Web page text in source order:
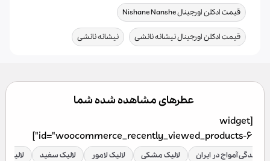
قیمت ادکلن اورجینال Nishane Nanshe ,
قیمت ادکلن اورجینال نیشانه نانشی , نیشانه نانشی
عطرهای مشاهده شده شما
[widget
id="woocommerce_recently_viewed_products-6"]
نمایندگی آمواج در ایران لالیک مشکی لالیک لامور لالیک سفید لالیک